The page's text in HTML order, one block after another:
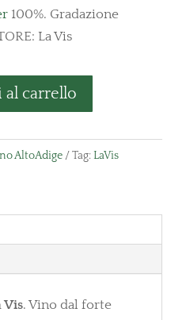
100%. Gradazione
La Vis
al carrello
AltoAdige Tag: LaVis
Vis. Vino dal forte